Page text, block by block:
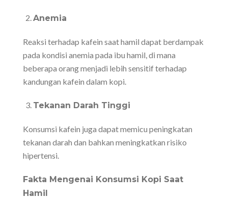
Anemia
Reaksi terhadap kafein saat hamil dapat berdampak
pada kondisi anemia pada ibu hamil, di mana
beberapa orang menjadi lebih sensitif terhadap
kandungan kafein dalam kopi.
Tekanan Darah Tinggi
Konsumsi kafein juga dapat memicu peningkatan
tekanan darah dan bahkan meningkatkan risiko
hipertensi.
Fakta Mengenai Konsumsi Kopi Saat
Hamil